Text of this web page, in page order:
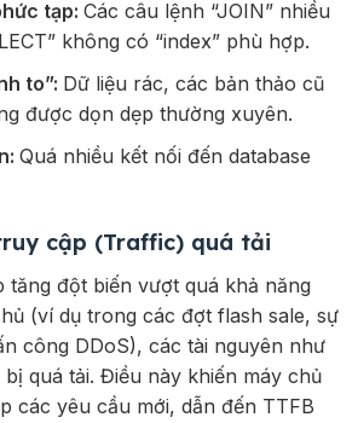
tạp: Các câu lệnh “JOIN” nhiều
không có “index” phù hợp.
to”: Dữ liệu rác, các bản thảo cũ
được dọn dẹp thường xuyên.
Quá nhiều kết nối đến database
cập (Traffic) quá tải
tăng đột biến vượt quá khả năng
(ví dụ trong các đợt flash sale, sự
công DDoS), các tài nguyên như
bị quá tải. Điều này khiến máy chủ
các yêu cầu mới, dẫn đến TTFB